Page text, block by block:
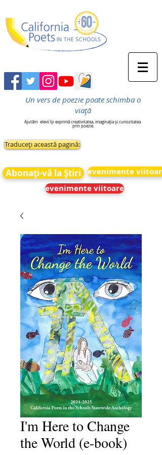
Un vers de poezie poate schimba o
viață
Ajutăm elevii își exprimă creativitatea, imaginația și curiozitatea
prin poezie.
Traduceți această pagină:
Abonați-vă la Știri
evenimente viitoare
evenimente viitoare
I'm Here to Change
the World (e-book)